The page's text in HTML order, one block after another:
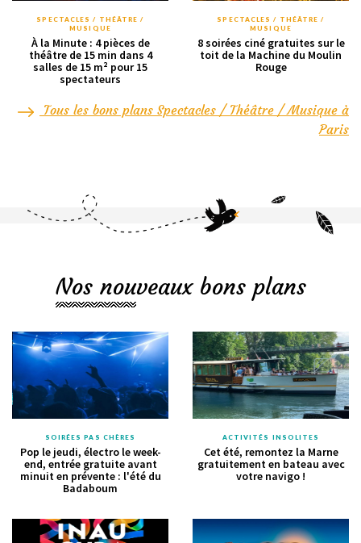
SPECTACLES / THÉÂTRE /
MUSIQUE
À la Minute : 4 pièces de
théâtre de 15 min dans 4
salles de 15 m² pour 15
spectateurs
SPECTACLES / THÉÂTRE /
MUSIQUE
8 soirées ciné gratuites sur le
toit de la Machine du Moulin
Rouge
Tous les bons plans Spectacles / Théâtre / Musique à
Paris
Nos nouveaux bons plans
SOIRÉES PAS CHÈRES
Pop le jeudi, électro le week-
end, entrée gratuite avant
minuit en prévente : l'été du
Badaboum
ACTIVITÉS INSOLITES
Cet été, remontez la Marne
gratuitement en bateau avec
votre navigo !